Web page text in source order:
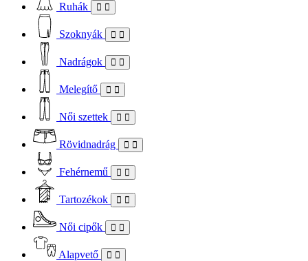
Ruhák
Szoknyák
Nadrágok
Melegítő
Női szettek
Rövidnadrág
Fehérnemű
Tartozékok
Női cipők
Alapvető